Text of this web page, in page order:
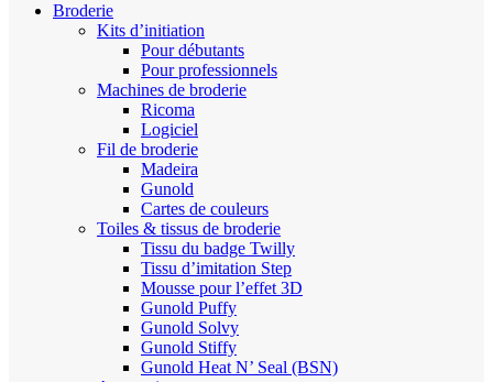
Broderie
Kits d’initiation
Pour débutants
Pour professionnels
Machines de broderie
Ricoma
Logiciel
Fil de broderie
Madeira
Gunold
Cartes de couleurs
Toiles & tissus de broderie
Tissu du badge Twilly
Tissu d’imitation Step
Mousse pour l’effet 3D
Gunold Puffy
Gunold Solvy
Gunold Stiffy
Gunold Heat N’ Seal (BSN)